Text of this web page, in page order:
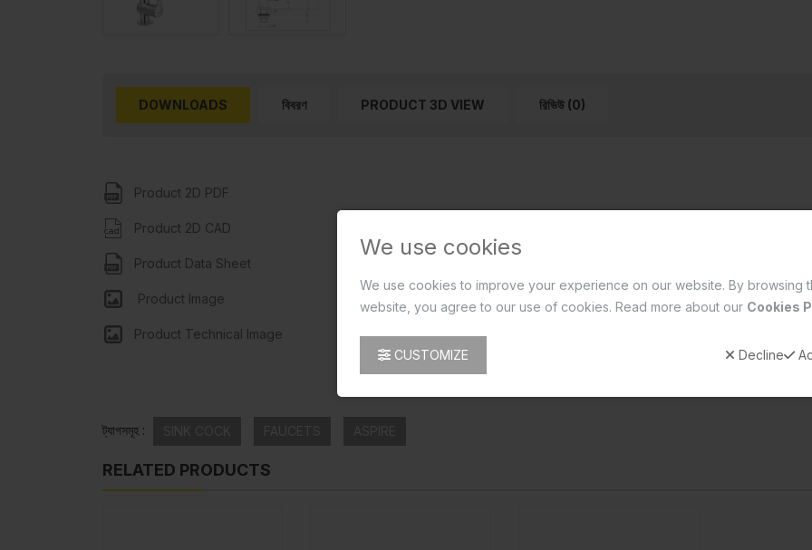
We use cookies
We use cookies to improve your experience on our website. By browsing
website, you agree to our use of cookies. Read more about our Cookies
CUSTOMIZE Decline
DOWNLOADS বিবরণ PRODUCT 3D VIEW রিভিউ (0)
Product 2D PDF
Product 2D CAD
Product Data Sheet
Product Image
Product Technical Image
ট্যাগসমূহ :
RELATED PRODUCTS